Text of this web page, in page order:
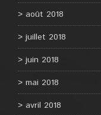
août 2018
juillet 2018
juin 2018
mai 2018
avril 2018